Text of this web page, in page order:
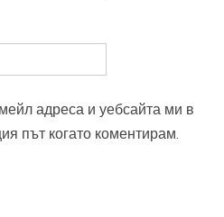
адреса и уебсайта ми в
път когато коментирам.